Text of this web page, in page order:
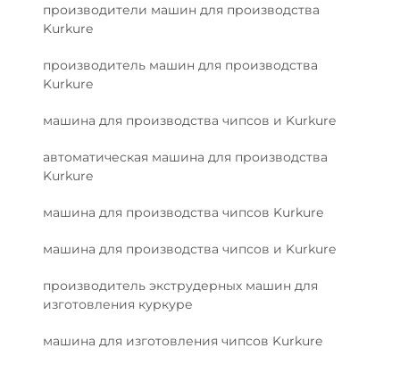
производители машин для производства
Kurkure
производитель машин для производства
Kurkure
машина для производства чипсов и Kurkure
автоматическая машина для производства
Kurkure
машина для производства чипсов Kurkure
машина для производства чипсов и Kurkure
производитель экструдерных машин для
изготовления куркуре
машина для изготовления чипсов Kurkure